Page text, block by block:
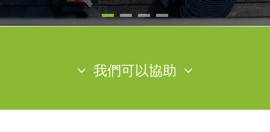
我們可以協助